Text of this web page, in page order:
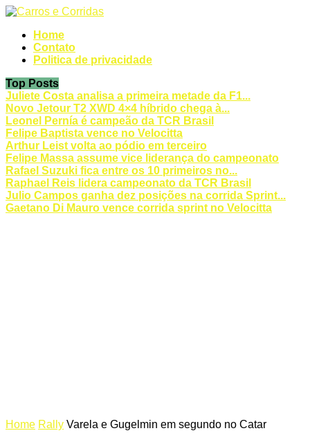
Home
Contato
Politica de privacidade
Top Posts
Juliete Costa analisa a primeira metade da F1...
Novo Jetour T2 XWD 4×4 híbrido chega à...
Leonel Pernía é campeão da TCR Brasil
Felipe Baptista vence no Velocitta
Arthur Leist volta ao pódio em terceiro
Felipe Massa assume vice liderança do campeonato
Rafael Suzuki fica entre os 10 primeiros no...
Raphael Reis lidera campeonato da TCR Brasil
Julio Campos ganha dez posições na corrida Sprint...
Gaetano Di Mauro vence corrida sprint no Velocitta
Home Rally Varela e Gugelmin em segundo no Catar